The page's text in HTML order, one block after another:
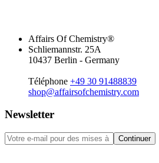
Affairs Of Chemistry®
Schliemannstr. 25A
10437 Berlin - Germany
Téléphone +49 30 91488839
shop@affairsofchemistry.com
Newsletter
Continuer